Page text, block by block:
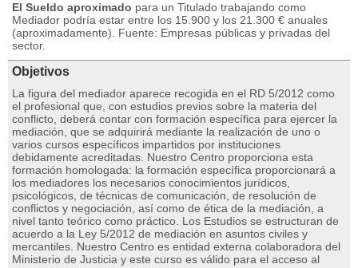
El Sueldo aproximado para un Titulado trabajando como
Mediador podría estar entre los 15.900 y los 21.300 € anuales
(aproximadamente). Fuente: Empresas públicas y privadas del
sector.
Objetivos
La figura del mediador aparece recogida en el RD 5/2012 como
el profesional que, con estudios previos sobre la materia del
conflicto, deberá contar con formación específica para ejercer la
mediación, que se adquirirá mediante la realización de uno o
varios cursos específicos impartidos por instituciones
debidamente acreditadas. Nuestro Centro proporciona esta
formación homologada: la formación específica proporcionará a
los mediadores los necesarios conocimientos jurídicos,
psicológicos, de técnicas de comunicación, de resolución de
conflictos y negociación, así como de ética de la mediación, a
nivel tanto teórico como práctico. Los Estudios se estructuran de
acuerdo a la Ley 5/2012 de mediación en asuntos civiles y
mercantiles. Nuestro Centro es entidad externa colaboradora del
Ministerio de Justicia y este curso es válido para el acceso al